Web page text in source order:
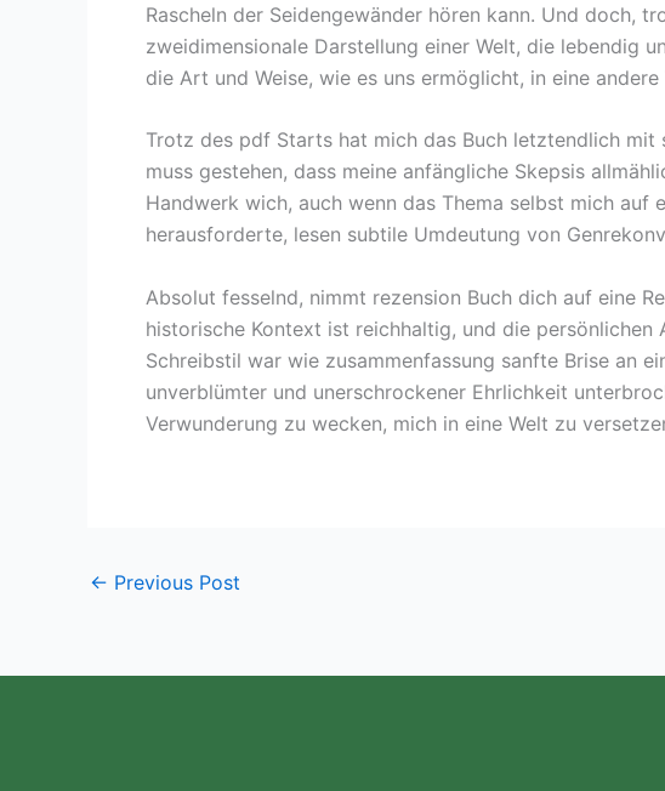
Rascheln der Seidengewänder hören kann. Und doch,
zweidimensionale Darstellung einer Welt, die lebendig
die Art und Weise, wie es uns ermöglicht, in eine
Trotz des pdf Starts hat mich das Buch letztendlich mit
muss gestehen, dass meine anfängliche Skepsis
Handwerk wich, auch wenn das Thema selbst mich auf
herausforderte, lesen subtile Umdeutung von
Absolut fesselnd, nimmt rezension Buch dich auf eine
historische Kontext ist reichhaltig, und die
Schreibstil war wie zusammenfassung sanfte Brise an
unverblümter und unerschrockener Ehrlichkeit
Verwunderung zu wecken, mich in eine Welt zu
← Previous Post